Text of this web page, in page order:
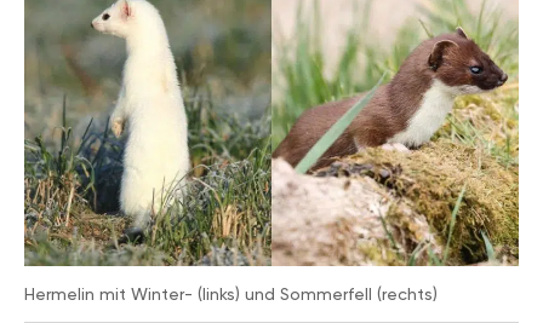
Hermelin mit Winter- (links) und Sommerfell (rechts)